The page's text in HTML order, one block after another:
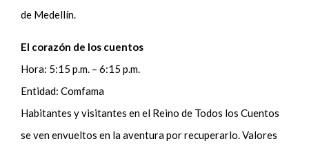
de Medellín.
El corazón de los cuentos
Hora: 5:15 p.m. – 6:15 p.m.
Entidad: Comfama
Habitantes y visitantes en el Reino de Todos los Cuentos
se ven envueltos en la aventura por recuperarlo. Valores